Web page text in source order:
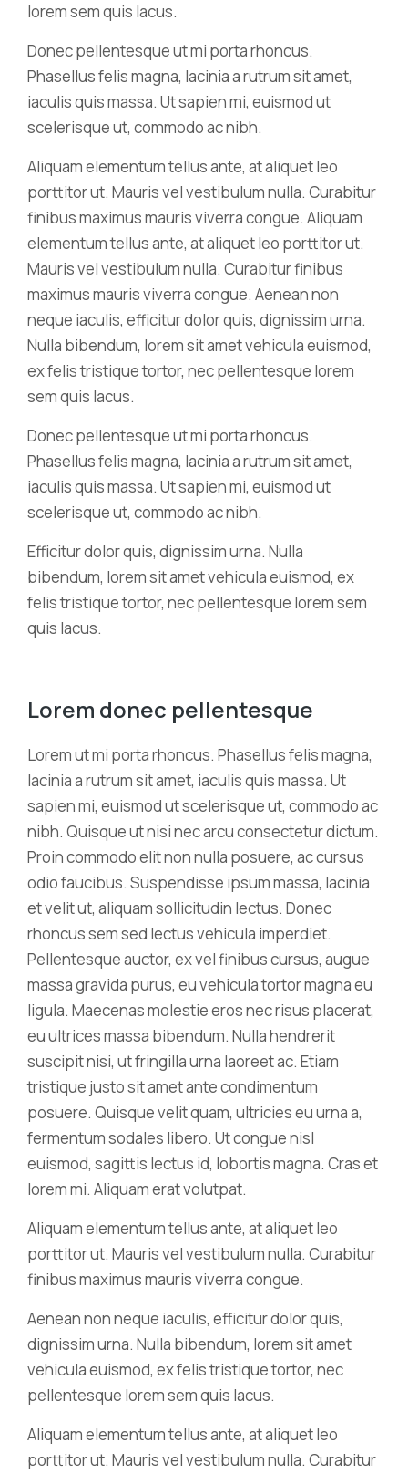
lorem sem quis lacus.
Donec pellentesque ut mi porta rhoncus.
Phasellus felis magna, lacinia a rutrum sit amet,
iaculis quis massa. Ut sapien mi, euismod ut
scelerisque ut, commodo ac nibh.
Aliquam elementum tellus ante, at aliquet leo
porttitor ut. Mauris vel vestibulum nulla. Curabitur
finibus maximus mauris viverra congue. Aliquam
elementum tellus ante, at aliquet leo porttitor ut.
Mauris vel vestibulum nulla. Curabitur finibus
maximus mauris viverra congue. Aenean non
neque iaculis, efficitur dolor quis, dignissim urna.
Nulla bibendum, lorem sit amet vehicula euismod,
ex felis tristique tortor, nec pellentesque lorem
sem quis lacus.
Donec pellentesque ut mi porta rhoncus.
Phasellus felis magna, lacinia a rutrum sit amet,
iaculis quis massa. Ut sapien mi, euismod ut
scelerisque ut, commodo ac nibh.
Efficitur dolor quis, dignissim urna. Nulla
bibendum, lorem sit amet vehicula euismod, ex
felis tristique tortor, nec pellentesque lorem sem
quis lacus.
Lorem donec pellentesque
Lorem ut mi porta rhoncus. Phasellus felis magna,
lacinia a rutrum sit amet, iaculis quis massa. Ut
sapien mi, euismod ut scelerisque ut, commodo ac
nibh. Quisque ut nisi nec arcu consectetur dictum.
Proin commodo elit non nulla posuere, ac cursus
odio faucibus. Suspendisse ipsum massa, lacinia
et velit ut, aliquam sollicitudin lectus. Donec
rhoncus sem sed lectus vehicula imperdiet.
Pellentesque auctor, ex vel finibus cursus, augue
massa gravida purus, eu vehicula tortor magna eu
ligula. Maecenas molestie eros nec risus placerat,
eu ultrices massa bibendum. Nulla hendrerit
suscipit nisi, ut fringilla urna laoreet ac. Etiam
tristique justo sit amet ante condimentum
posuere. Quisque velit quam, ultricies eu urna a,
fermentum sodales libero. Ut congue nisl
euismod, sagittis lectus id, lobortis magna. Cras et
lorem mi. Aliquam erat volutpat.
Aliquam elementum tellus ante, at aliquet leo
porttitor ut. Mauris vel vestibulum nulla. Curabitur
finibus maximus mauris viverra congue.
Aenean non neque iaculis, efficitur dolor quis,
dignissim urna. Nulla bibendum, lorem sit amet
vehicula euismod, ex felis tristique tortor, nec
pellentesque lorem sem quis lacus.
Aliquam elementum tellus ante, at aliquet leo
porttitor ut. Mauris vel vestibulum nulla. Curabitur